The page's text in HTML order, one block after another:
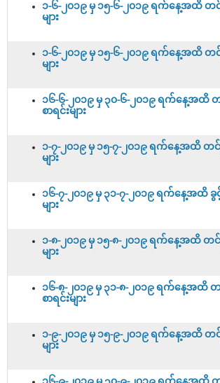
၁-၆-၂၀၁၉ မှ ၁၅-၆-၂၀၁၉ ရက်နေ့အထိ တင်
များ
၁-၆-၂၀၁၉ မှ ၁၅-၆-၂၀၁၉ ရက်နေ့အထိ တင်
များ
၁၆-၆-၂၀၁၉ မှ ၃၀-၆-၂၀၁၉ ရက်နေ့အထိ
စာရင်းများ
၁-၇-၂၀၁၉ မှ ၁၅-၇-၂၀၁၉ ရက်နေ့အထိ တင်
များ
၁၆-၇-၂၀၁၉ မှ ၃၁-၇-၂၀၁၉ ရက်နေ့အထိ ခွ
များ
၁-၈-၂၀၁၉ မှ ၁၅-၈-၂၀၁၉ ရက်နေ့အထိ တင်
များ
၁၆-၈-၂၀၁၉ မှ ၃၁-၈-၂၀၁၉ ရက်နေ့အထိ တ
စာရင်းများ
၁-၉-၂၀၁၉ မှ ၁၅-၉-၂၀၁၉ ရက်နေ့အထိ တင်
များ